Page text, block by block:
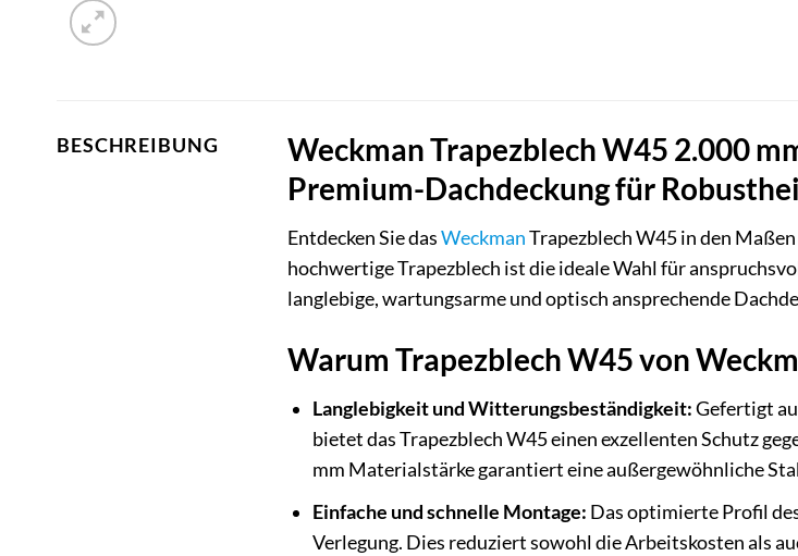
BESCHREIBUNG
Weckman Trapezblech W45 2.000
Premium-Dachdeckung für
Entdecken Sie dasWeckmanTrapezblech W45 in den
hochwertige Trapezblech ist die ideale Wahl für
langlebige, wartungsarme und optisch ansprechende
Warum Trapezblech W45 von
Langlebigkeit und Witterungsbeständigkeit:Gefertigt
bietet das Trapezblech W45 einen exzellenten Schutz
mm Materialstärke garantiert eine außergewöhnliche
Einfache und schnelle Montage: Das optimierte Profil
Verlegung. Dies reduziert sowohl die Arbeitskosten als